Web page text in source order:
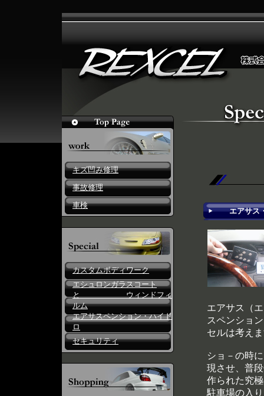
キズ凹み修理
事故修理
車検
カスタムボディワーク
エシュロンガラスコート
と ウィンドフィ
ルム
エアサスペンション・ハイド
ロ
セキュリティ
エアサスペ
エアサス
エアサス（
スペンショ
セルは考え
ショ－の時
現させ、普
作られた究
駐車場の入